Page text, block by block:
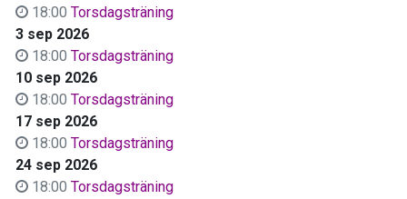
18:00 Torsdagsträning
3 sep 2026
18:00 Torsdagsträning
10 sep 2026
18:00 Torsdagsträning
17 sep 2026
18:00 Torsdagsträning
24 sep 2026
18:00 Torsdagsträning